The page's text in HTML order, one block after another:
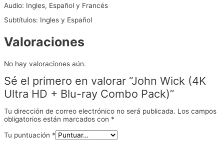
Audio: Ingles, Español y Francés
Subtítulos: Ingles y Español
Valoraciones
No hay valoraciones aún.
Sé el primero en valorar “John Wick (4K
Ultra HD + Blu-ray Combo Pack)”
Tu dirección de correo electrónico no será publicada. Los campos
obligatorios están marcados con *
Tu puntuación *